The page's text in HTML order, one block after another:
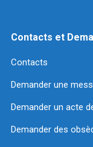
Contacts et
Contacts
Demander une
Demander un acte
Demander des